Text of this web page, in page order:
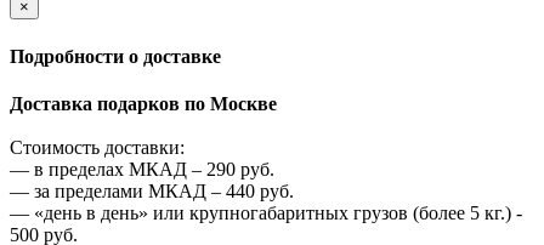
×
Подробности о доставке
Доставка подарков по Москве
Стоимость доставки:
— в пределах МКАД – 290 руб.
— за пределами МКАД – 440 руб.
— «день в день» или крупногабаритных грузов (более 5 кг.) -
500 руб.